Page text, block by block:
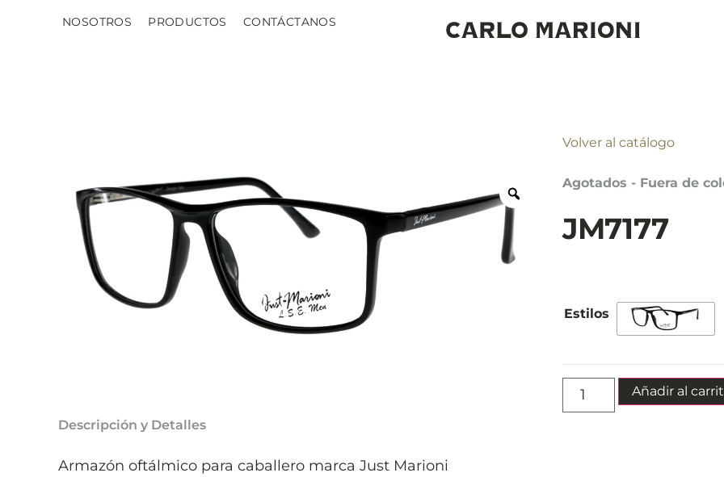
NOSOTROS PRODUCTOS CONTÁCTANOS
Descripción y Detalles
Armazón oftálmico para caballero marca Just Marioni
Volver al catálogo
Agotados - Fuera de
JM7177
Añadir al